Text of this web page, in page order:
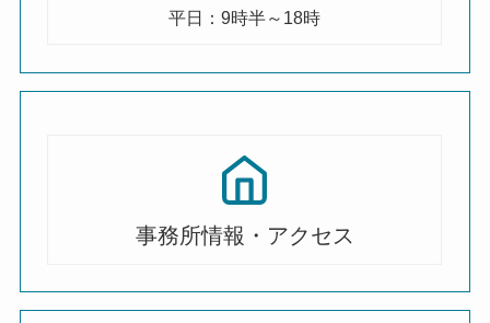
平日：9時半～18時
事務所情報・アクセス